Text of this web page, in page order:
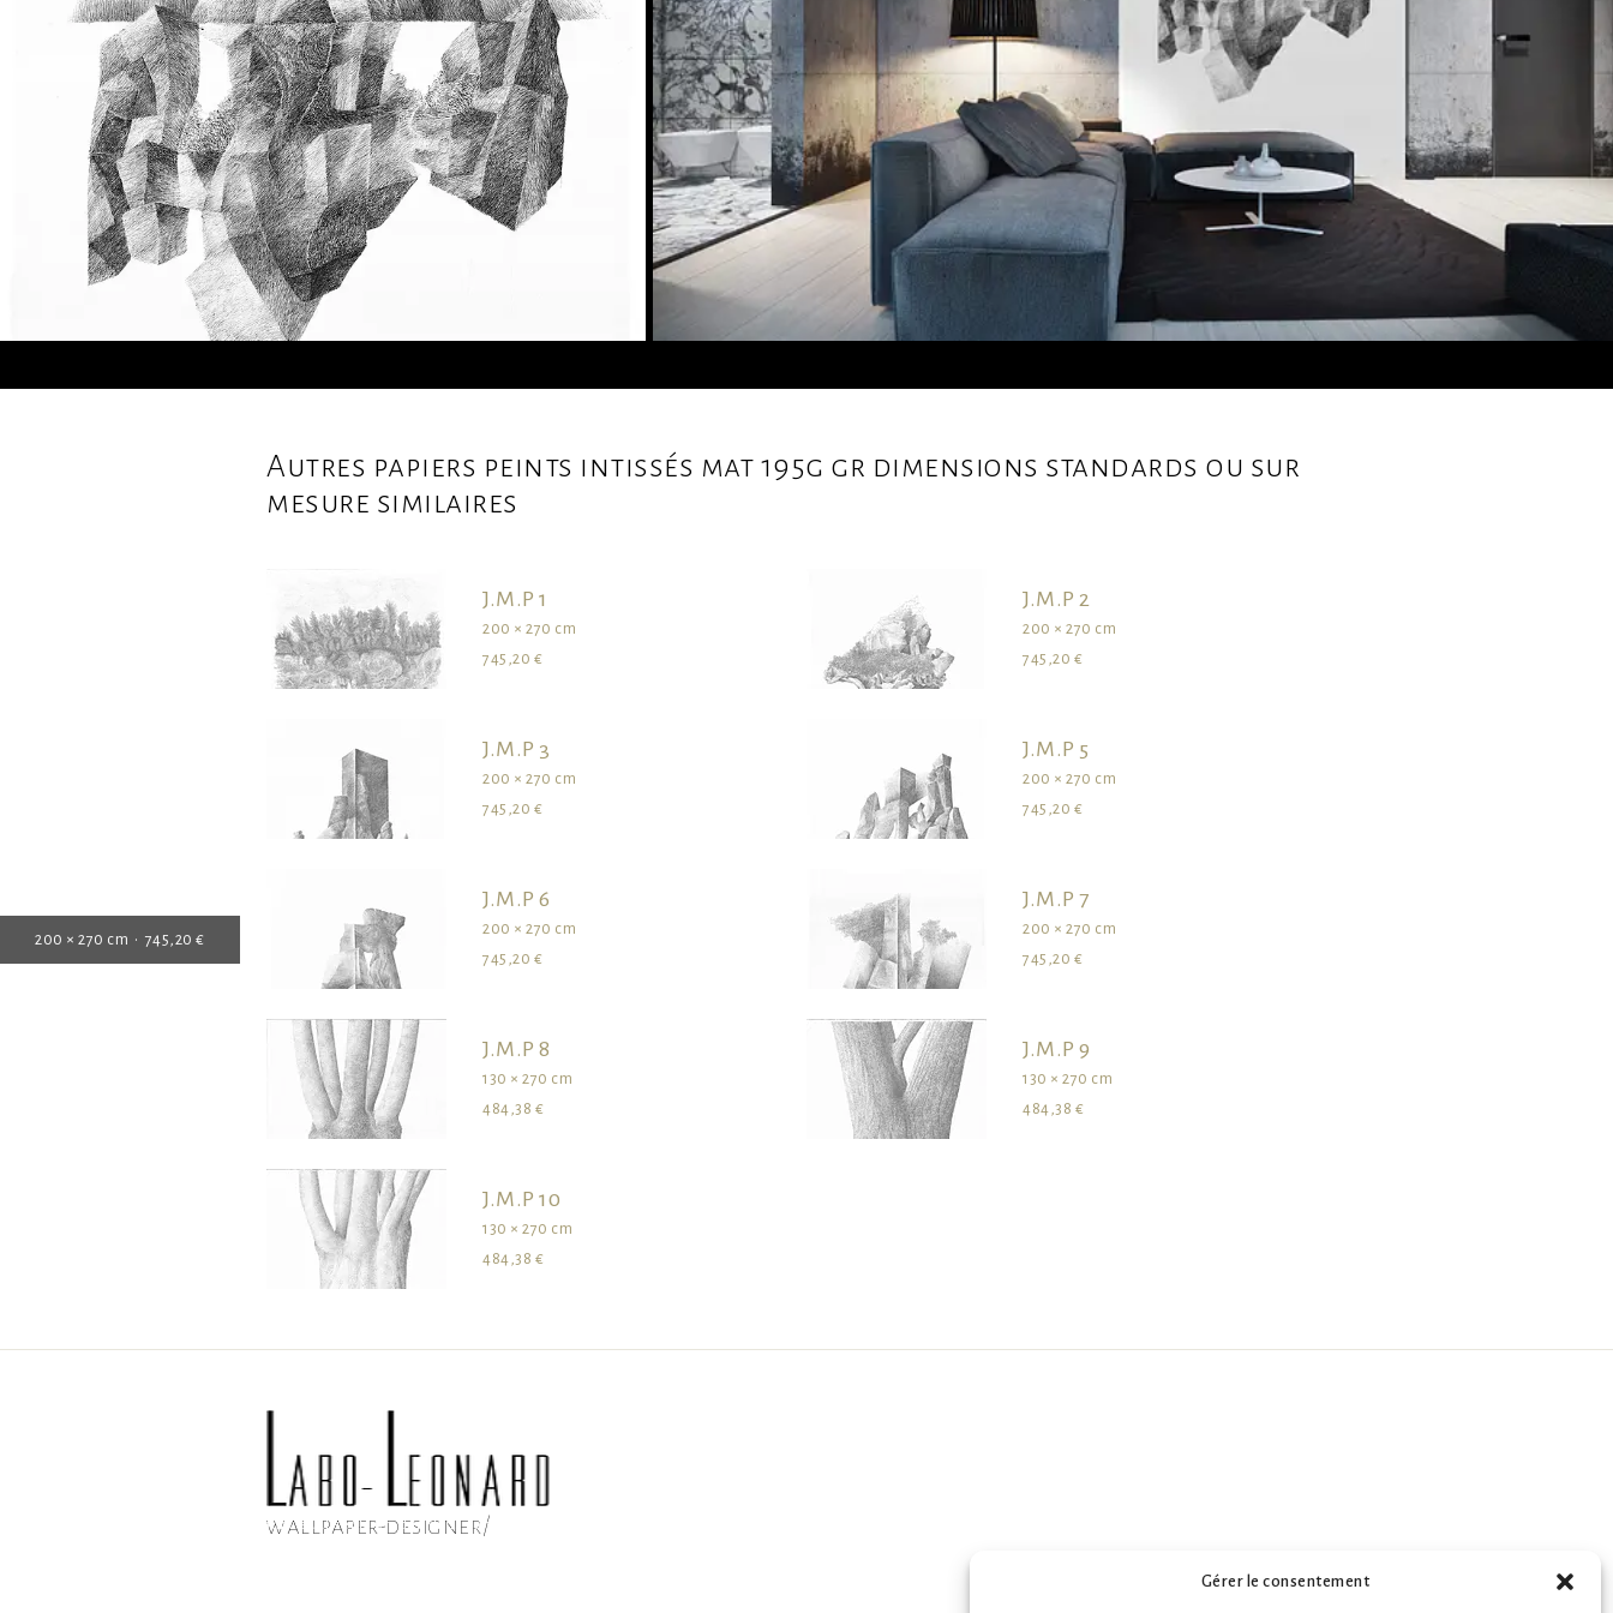
Gérer le consentement
200 × 270 cm • 745,20 €
survolez les dimensions pour visualiser le produit dans son ensemble
Autres papiers peints intissés mat 195g gr dimensions standards ou sur
mesure similaires
J.M.P 1
200 × 270 cm
745,20 €
J.M.P 2
200 × 270 cm
745,20 €
J.M.P 3
200 × 270 cm
745,20 €
J.M.P 5
200 × 270 cm
745,20 €
J.M.P 6
200 × 270 cm
745,20 €
J.M.P 7
200 × 270 cm
745,20 €
J.M.P 8
130 × 270 cm
484,38 €
J.M.P 9
130 × 270 cm
484,38 €
J.M.P 10
130 × 270 cm
484,38 €
wallpaper-designer/